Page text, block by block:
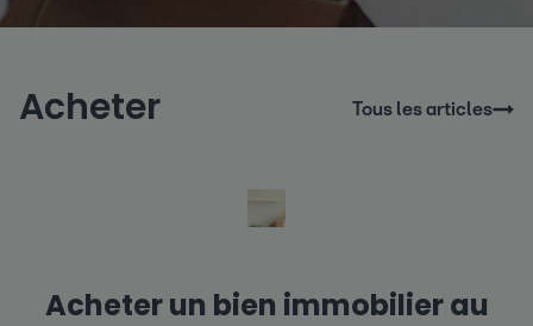
Acheter Tous les articles
Acheter un bien immobilier au